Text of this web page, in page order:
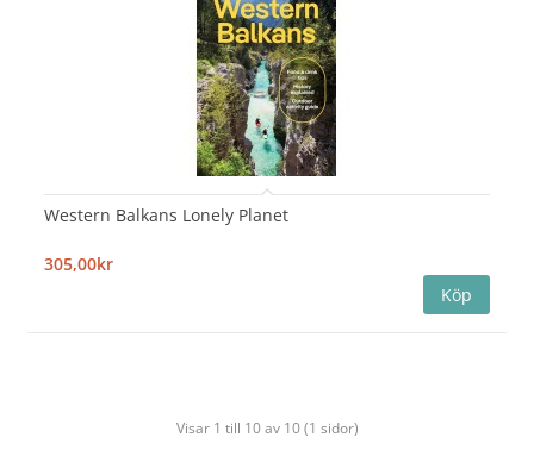
Western Balkans Lonely Planet
305,00kr
Visar 1 till 10 av 10 (1 sidor)